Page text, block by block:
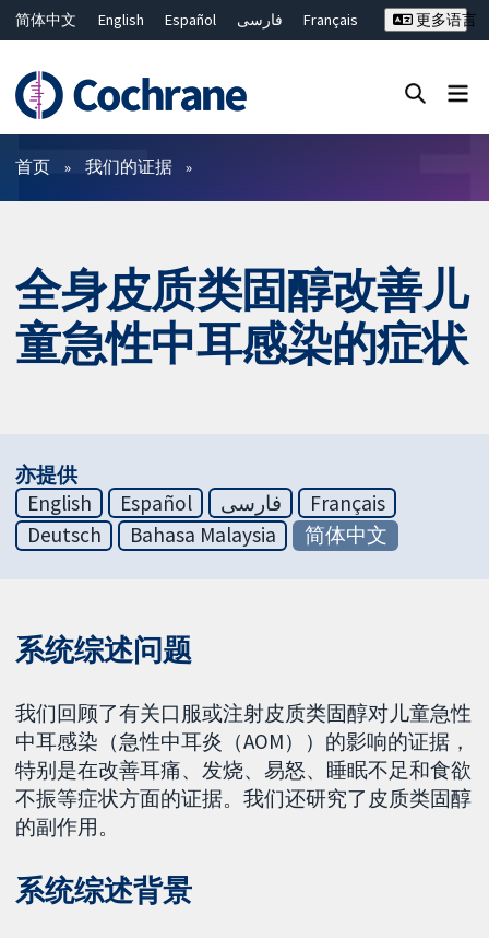
简体中文 English Español فارسی
Français
ไทย
繁體中文
更多语言
过滤
首页 我们的证据
全身皮质类固醇改善儿
童急性中耳感染的症状
亦提供
English
Español فارسی
Français
Deutsch
Bahasa Malaysia 简体中文
系统综述问题
我们回顾了有关口服或注射皮质类固醇对儿童急性
中耳感染（急性中耳炎（AOM））的影响的证据，
特别是在改善耳痛、发烧、易怒、睡眠不足和食欲
不振等症状方面的证据。我们还研究了皮质类固醇
的副作用。
系统综述背景